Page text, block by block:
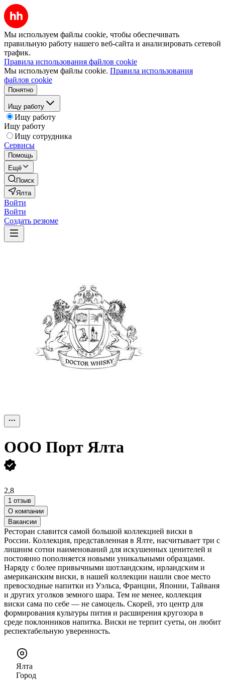
Мы используем файлы cookie, чтобы обеспечивать
правильную работу нашего веб-сайта и анализировать сетевой
трафик.
Правила использования файлов cookie
Мы используем файлы cookie. Правила использования
файлов cookie
Понятно
Ищу работу
Ищу работу
Ищу работу
Ищу сотрудника
Сервисы
Помощь
Ещё
Поиск
Ялта
Войти
Войти
Создать резюме
ООО Порт Ялта
2,8
1 отзыв
О компании
Вакансии
Ресторан славится самой большой коллекцией виски в
России. Коллекция, представленная в Ялте, насчитывает три с
лишним сотни наименований для искушенных ценителей и
постоянно пополняется новыми уникальными образцами.
Наряду с более привычными шотландским, ирландским и
американским виски, в нашей коллекции нашли свое место
превосходные напитки из Уэльса, Франции, Японии, Тайваня
и других уголков земного шара. Тем не менее, коллекция
виски сама по себе — не самоцель. Скорей, это центр для
формирования культуры пития и расширения кругозора в
среде поклонников напитка. Виски не терпит суеты, он любит
респектабельную уверенность.
Ялта
Город